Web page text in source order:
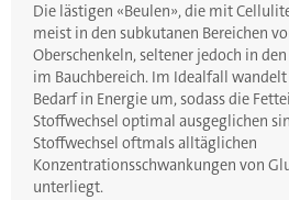
Die lästigen «Beulen», die mit
meist in den subkutanen Bereichen
Oberschenkeln, seltener jedoch in
im Bauchbereich. Im Idealfall
Bedarf in Energie um, sodass die
Stoffwechsel optimal ausgeglichen
Stoffwechsel oftmals alltäglichen
Konzentrationsschwankungen von
unterliegt.